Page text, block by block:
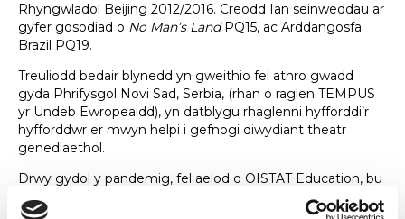
Rhyngwladol Beijing 2012/2016. Creodd Ian seinweddau ar
gyfer gosodiad o No Man’s LandPQ15, ac Arddangosfa
Brazil PQ19.
Treuliodd bedair blynedd yn gweithio fel athro gwadd
gyda Phrifysgol Novi Sad, Serbia, (rhan o raglen TEMPUS
yr Undeb Ewropeaidd), yn datblygu rhaglenni hyfforddi’r
hyfforddwr er mwyn helpi i gefnogi diwydiant theatr
genedlaethol.
Drwy gydol y pandemig, fel aelod o OISTAT Education, bu
Ian yn cyd-arwain gweithdai rhyngwladol ar ymdrin â
Covid a llesiant staff a myfyrwyr. Yn sgil y gwaith yma, ac